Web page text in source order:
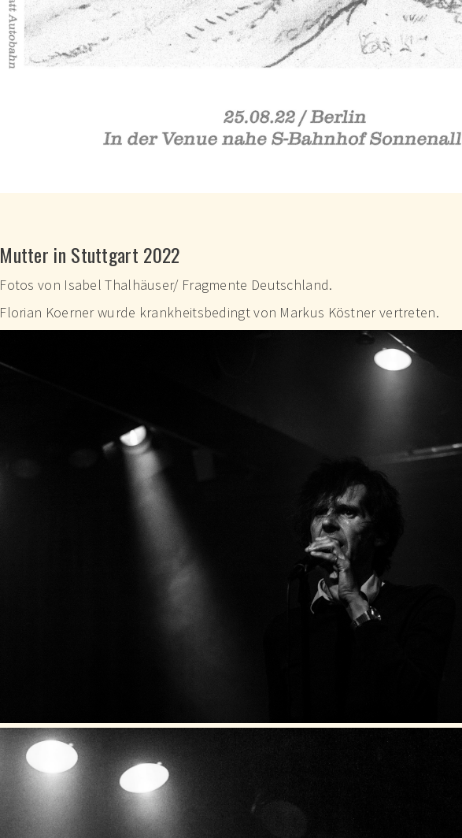
Mutter in Stuttgart 2022
Fotos von Isabel Thalhäuser/ Fragmente Deutschland.
Florian Koerner wurde krankheitsbedingt von Markus Köstner vertreten.